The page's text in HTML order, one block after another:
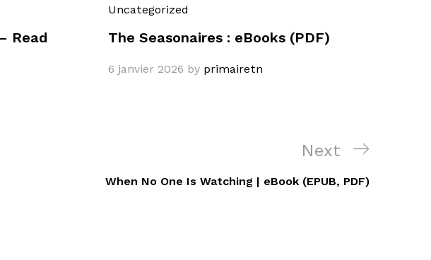
Read
Uncategorized
The Seasonaires : eBooks (PDF)
6 janvier 2026 by primairetn
Next
Post
Next
When No One Is Watching | eBook (EPUB, PDF)